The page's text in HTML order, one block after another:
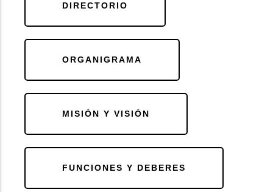
DIRECTORIO
ORGANIGRAMA
MISIÓN Y VISIÓN
FUNCIONES Y DEBERES